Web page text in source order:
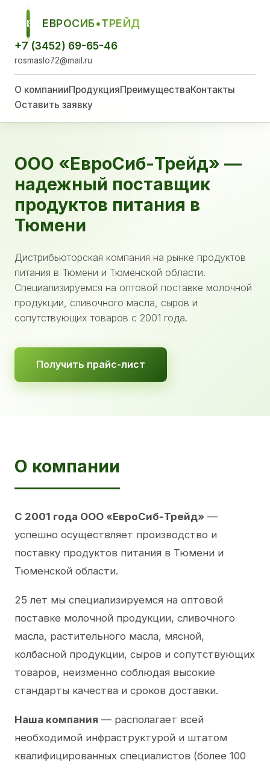
ЕСТ
ЕВРОСИБ•ТРЕЙД
+7 (3452) 69-65-46
rosmaslo72@mail.ru
О компанииПродукцияПреимуществаКонтакты
Оставить заявку
ООО «ЕвроСиб-Трейд» —
надежный поставщик
продуктов питания в
Тюмени
Дистрибьюторская компания на рынке продуктов
питания в Тюмени и Тюменской области.
Специализируемся на оптовой поставке молочной
продукции, сливочного масла, сыров и
сопутствующих товаров с 2001 года.
Получить прайс-лист
О компании
С 2001 года ООО «ЕвроСиб-Трейд» —
успешно осуществляет производство и
поставку продуктов питания в Тюмени и
Тюменской области.
25 лет мы специализируемся на оптовой
поставке молочной продукции, сливочного
масла, растительного масла, мясной,
колбасной продукции, сыров и сопутствующих
товаров, неизменно соблюдая высокие
стандарты качества и сроков доставки.
Наша компания — располагает всей
необходимой инфраструктурой и штатом
квалифицированных специалистов (более 100